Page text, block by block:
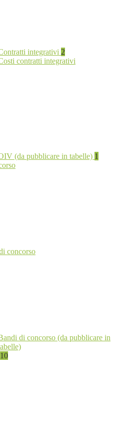
integrativi 2
contratti integrativi
(da pubblicare in tabelle) 1
concorso
di concorso (da pubblicare in
10